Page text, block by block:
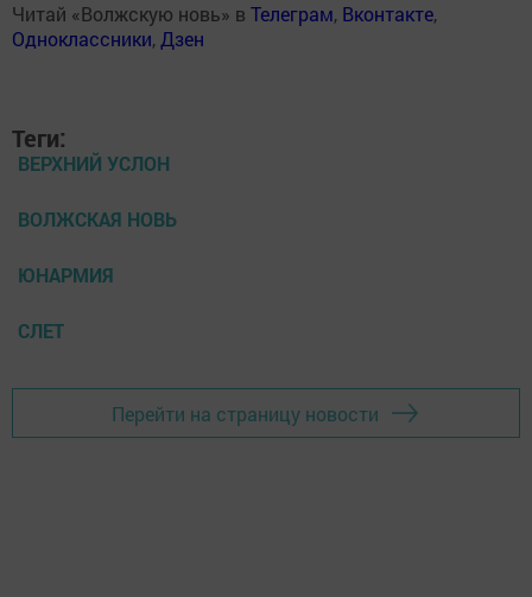
Читай «Волжскую новь» в Телеграм, Вконтакте,
Одноклассники, Дзен
Теги:
ВЕРХНИЙ УСЛОН
ВОЛЖСКАЯ НОВЬ
ЮНАРМИЯ
СЛЕТ
Перейти на страницу новости